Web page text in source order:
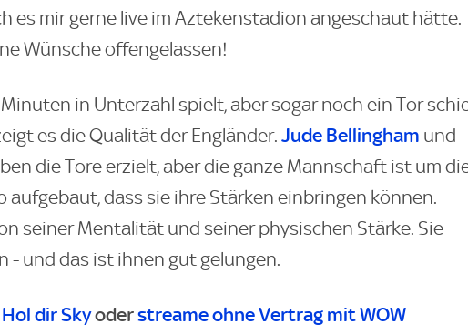
es mir gerne live im Aztekenstadion angeschaut hätte.
Wünsche offengelassen!
in Unterzahl spielt, aber sogar noch ein Tor
es die Qualität der Engländer. Jude Bellingham und
die Tore erzielt, aber die ganze Mannschaft ist um
aufgebaut, dass sie ihre Stärken einbringen können.
seiner Mentalität und seiner physischen Stärke. Sie
- und das ist ihnen gut gelungen.
Hol dir Skyoderstreame ohne Vertrag mit WOW